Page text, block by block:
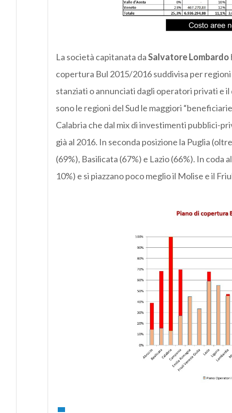
La società capitanata daSalvatore Lombardo
copertura Bul 2015/2016 suddivisa per
stanziati o annunciati dagli operatori privati e
sono le regioni del Sud le maggiori
Calabria che dal mix di investimenti pubblici-
già al 2016. In seconda posizione la Puglia
(69%), Basilicata (67%) e Lazio (66%). In coda
10%) e si piazzano poco meglio il Molise e il